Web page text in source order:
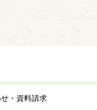
・資料請求